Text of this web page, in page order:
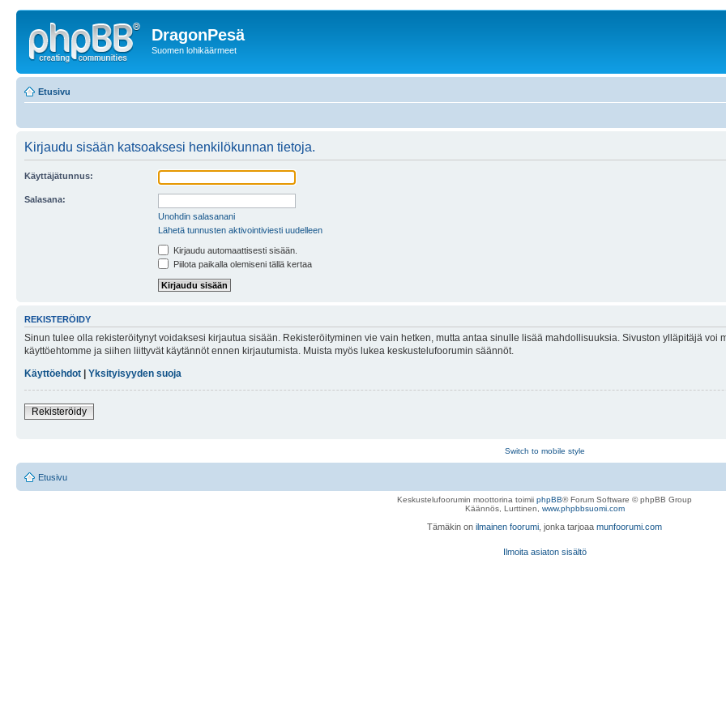
DragonPesä
Suomen lohikäärmeet
Etusivu
Kirjaudu sisään katsoaksesi henkilökunnan tietoja.
Käyttäjätunnus:
Salasana:
Unohdin salasanani
Lähetä tunnusten aktivointiviesti uudelleen
Kirjaudu automaattisesti sisään.
Piilota paikalla olemiseni tällä kertaa
REKISTERÖIDY
Sinun tulee olla rekisteröitynyt voidaksesi kirjautua sisään. Rekisteröityminen vie vain hetken, mutta antaa sinulle lisää mahdollisuuksia. Sivuston ylläpitäjä
käyttöehtomme ja siihen liittyvät käytännöt ennen kirjautumista. Muista myös lukea keskustelufoorumin säännöt.
Käyttöehdot
Yksityisyyden suoja
Rekisteröidy
Switch to mobile style
Etusivu
Keskustelufoorumin moottorina toimii phpBB® Forum Software © phpBB Group
Käännös, Lurttinen, www.phpbbsuomi.com
Tämäkin on ilmainen foorumi , jonka tarjoaa munfoorumi.com
Ilmoita asiaton sisältö